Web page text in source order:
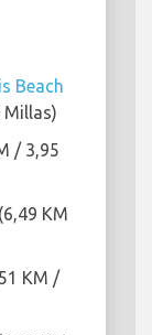
Beach
Millas)
/ 3,95
(6,49 KM
KM /